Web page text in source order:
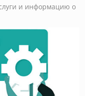
и информацию о